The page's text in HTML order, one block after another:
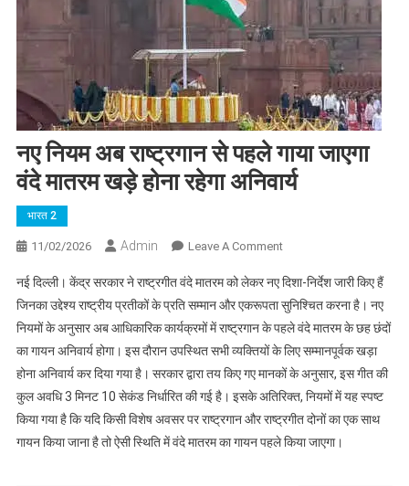
नए नियम अब राष्ट्रगान से पहले गाया जाएगा
वंदे मातरम खड़े होना रहेगा अनिवार्य
भारत 2
11/02/2026 Admin Leave A CommentOn
नियम
अब
राष्ट्रगान
से
पहले
गाया
जाएगा
वंदे
नई दिल्ली। केंद्र सरकार ने राष्ट्रगीत वंदे मातरम को लेकर नए दिशा-निर्देश जारी किए हैं
जिनका उद्देश्य राष्ट्रीय प्रतीकों के प्रति सम्मान और एकरूपता सुनिश्चित करना है। नए
नियमों के अनुसार अब आधिकारिक कार्यक्रमों में राष्ट्रगान के पहले वंदे मातरम के छह छंदों
का गायन अनिवार्य होगा। इस दौरान उपस्थित सभी व्यक्तियों के लिए सम्मानपूर्वक खड़ा
होना अनिवार्य कर दिया गया है। सरकार द्वारा तय किए गए मानकों के अनुसार, इस गीत की
कुल अवधि 3 मिनट 10 सेकंड निर्धारित की गई है। इसके अतिरिक्त, नियमों में यह स्पष्ट
किया गया है कि यदि किसी विशेष अवसर पर राष्ट्रगान और राष्ट्रगीत दोनों का एक साथ
गायन किया जाना है तो ऐसी स्थिति में वंदे मातरम का गायन पहले किया जाएगा।